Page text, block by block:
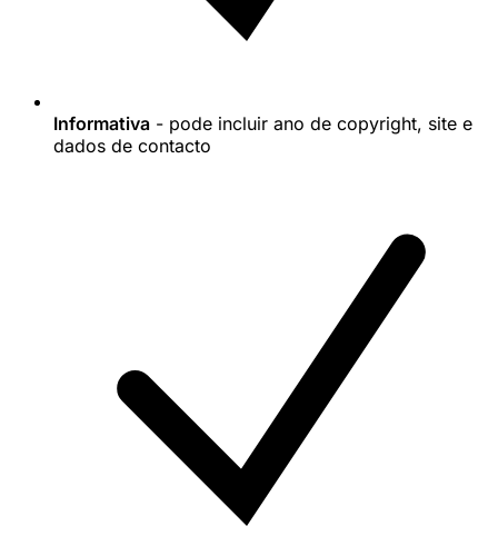
Informativa - pode incluir ano de copyright, site e
dados de contacto